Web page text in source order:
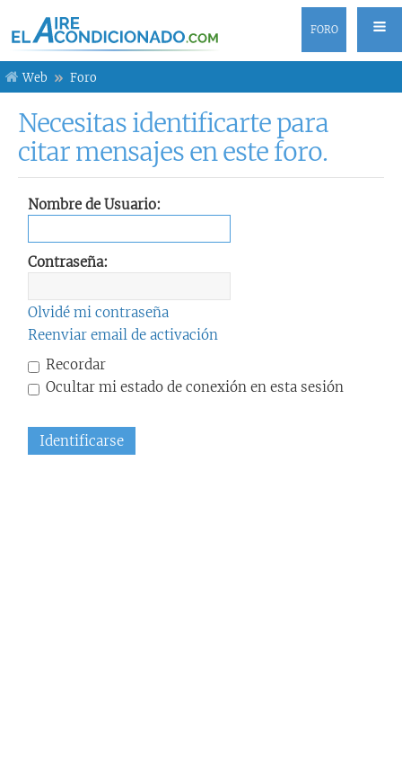
FORO
Web Foro
Necesitas identificarte para
citar mensajes en este foro.
Nombre de Usuario:
Contraseña:
Olvidé mi contraseña
Reenviar email de activación
Recordar
Ocultar mi estado de conexión en esta sesión